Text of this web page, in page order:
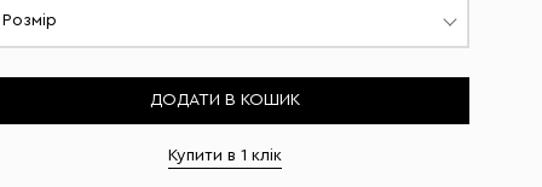
Розмір
ДОДАТИ В КОШИК
Купити в 1 клік